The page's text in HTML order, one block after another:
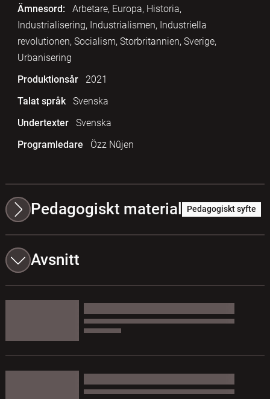
Ämnesord:
Arbetare, Europa, Historia,
Industrialisering, Industrialismen, Industriella
revolutionen, Socialism, Storbritannien, Sverige,
Urbanisering
Produktionsår
2021
Talat språk
Svenska
Undertexter
Svenska
Programledare
Özz Nûjen
Pedagogiskt material Pedagogiskt syfte
Avsnitt